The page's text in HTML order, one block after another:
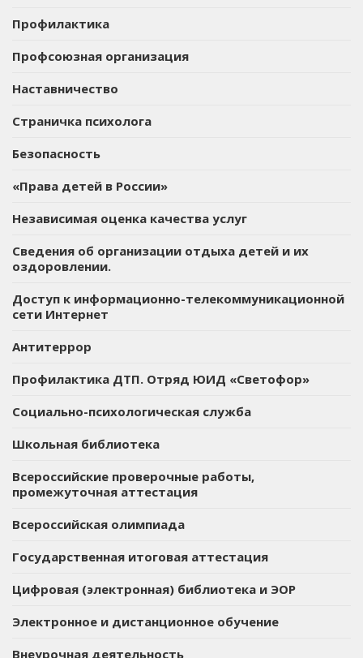
Профилактика
Профсоюзная организация
Наставничество
Страничка психолога
Безопасность
«Права детей в России»
Независимая оценка качества услуг
Сведения об организации отдыха детей и их
оздоровлении.
Доступ к информационно-телекоммуникационной
сети Интернет
Антитеррор
Профилактика ДТП. Отряд ЮИД «Светофор»
Социально-психологическая служба
Школьная библиотека
Всероссийские проверочные работы,
промежуточная аттестация
Всероссийская олимпиада
Государственная итоговая аттестация
Цифровая (электронная) библиотека и ЭОР
Электронное и дистанционное обучение
Внеурочная деятельность